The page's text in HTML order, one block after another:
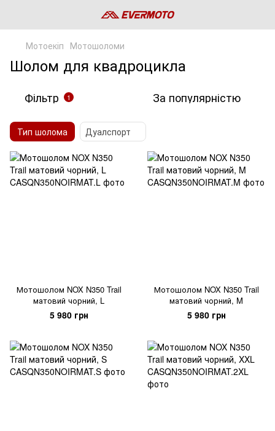
Мотоекіп Мотошоломи
Шолом для квадроцикла
Фільтр 1 За популярністю
Тип шолома Дуалспорт
Мотошолом NOX N350 Trail
матовий чорний, L
5 980 грн
Мотошолом NOX N350 Trail
матовий чорний, M
5 980 грн